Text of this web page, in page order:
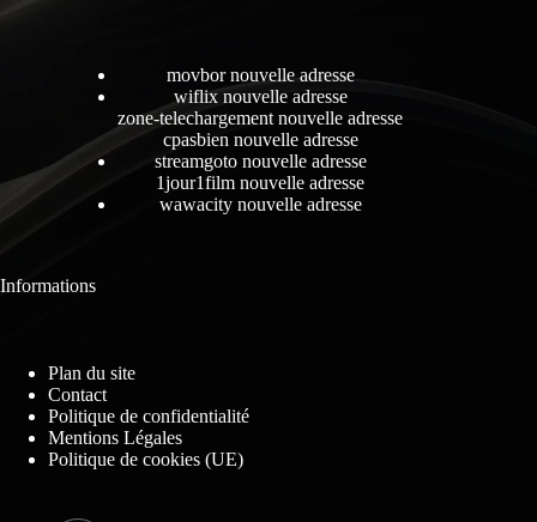
movbor nouvelle adresse
wiflix nouvelle adresse
zone-telechargement nouvelle adresse
cpasbien nouvelle adresse
streamgoto nouvelle adresse
1jour1film nouvelle adresse
wawacity nouvelle adresse
Informations
Plan du site
Contact
Politique de confidentialité
Mentions Légales
Politique de cookies (UE)